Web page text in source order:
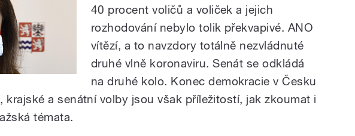
40 procent voličů a voliček a jejich
rozhodování nebylo tolik překvapivé. ANO
vítězí, a to navzdory totálně nezvládnuté
druhé vlně koronaviru. Senát se odkládá
na druhé kolo. Konec demokracie v Česku
krajské a senátní volby jsou však příležitostí, jak zkoumat i
témata.